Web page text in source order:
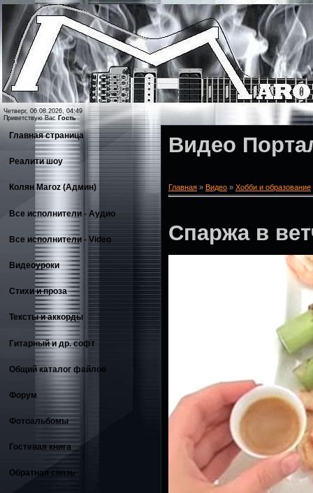
Четверг, 06.08.2026, 04:49
Приветствую Вас Гость
Главная страница
Реалити шоу
Колян Maroz (Админ)
Все исполнители - Аудио
Все исполнители - Video
Видеоуроки
Стихи и проза
Тексты и аккорды
Гитарный и др. софт
Общий каталог файлов
Форум
Фотоальбомы
Гостевая книга
Обратная связь
Видео
Главная » Видео » Хобби и образование
Спаржа в